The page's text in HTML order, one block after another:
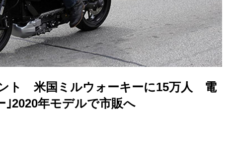
ト 米国ミルウォーキーに15万人 電
2020年モデルで市販へ